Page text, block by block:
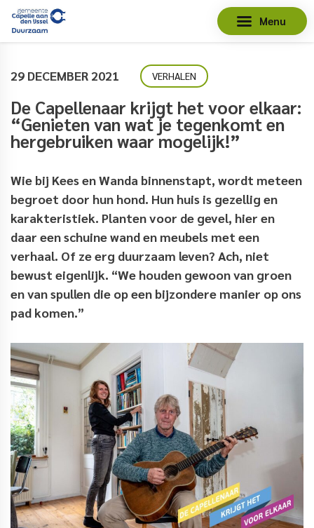
Menu
29 DECEMBER 2021 VERHALEN
De Capellenaar krijgt het voor elkaar:
“Genieten van wat je tegenkomt en
hergebruiken waar mogelijk!”
Wie bij Kees en Wanda binnenstapt, wordt meteen
begroet door hun hond. Hun huis is gezellig en
karakteristiek. Planten voor de gevel, hier en
daar een schuine wand en meubels met een
verhaal. Of ze erg duurzaam leven? Ach, niet
bewust eigenlijk. “We houden gewoon van groen
en van spullen die op een bijzondere manier op ons
pad komen.”